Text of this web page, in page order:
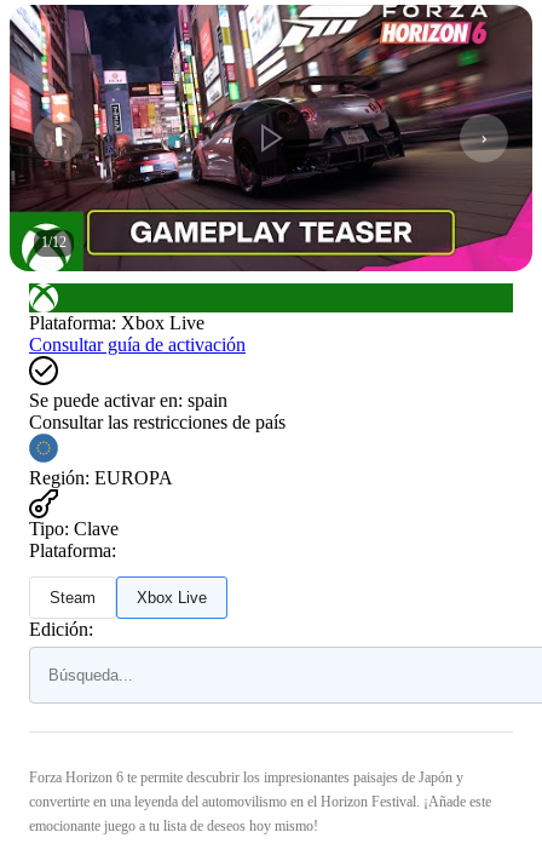
1/12
Plataforma: Xbox Live
Consultar guía de activación
Se puede activar en: spain
Consultar las restricciones de país
Región: EUROPA
Tipo: Clave
Plataforma:
Steam Xbox Live
Edición:
Forza Horizon 6 te permite descubrir los impresionantes paisajes de Japón y
convertirte en una leyenda del automovilismo en el Horizon Festival. ¡Añade este
emocionante juego a tu lista de deseos hoy mismo!